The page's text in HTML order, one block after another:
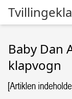
Baby Dan
klapvogn